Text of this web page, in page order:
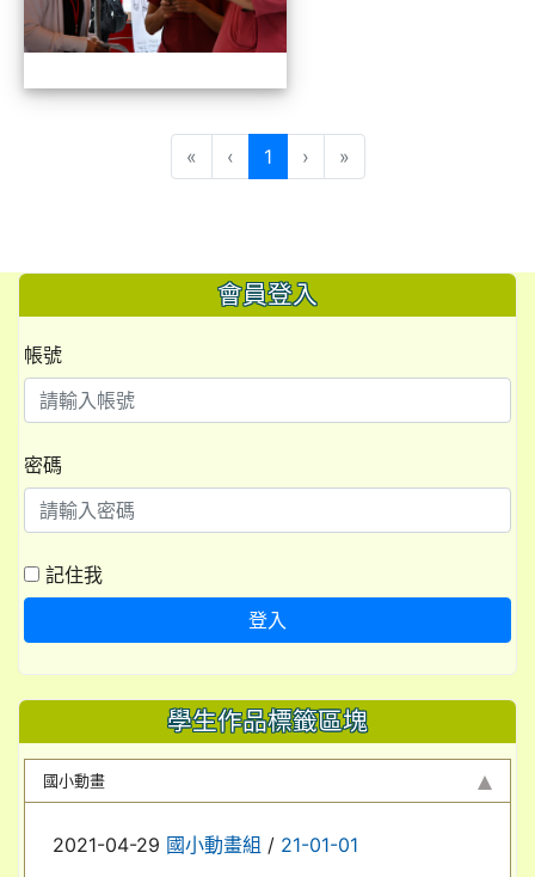
« ‹ 1(目前頁次)
› »
會員登入
帳號
密碼
記住我
登入
學生作品標籤區塊
國小動畫
2021-04-29 國小動畫組 / 21-01-01